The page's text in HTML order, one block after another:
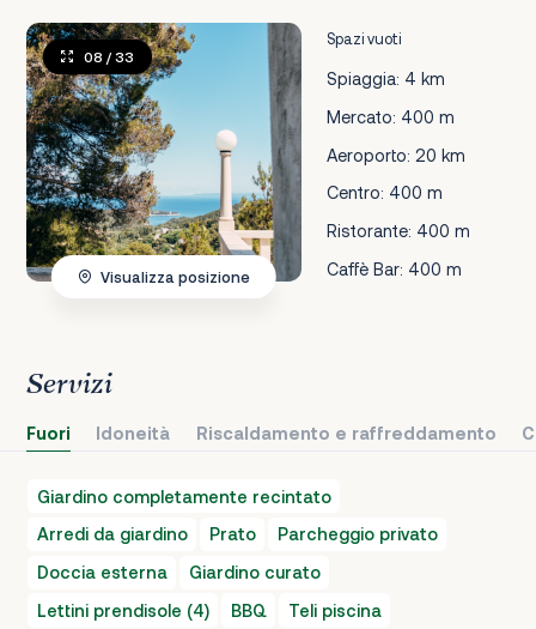
Spazi vuoti
Spiaggia: 4 km
Mercato: 400 m
Aeroporto: 20 km
Centro: 400 m
Ristorante: 400 m
Caffè Bar: 400 m
08 / 33
Visualizza posizione
Servizi
Fuori Idoneità Riscaldamento e raffreddamento
Giardino completamente recintato
Arredi da giardino
Prato
Parcheggio privato
Doccia esterna
Giardino curato
Lettini prendisole (4)
BBQ Teli piscina